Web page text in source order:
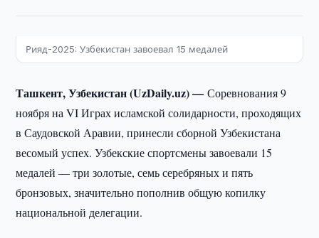
Рияд-2025: Узбекистан завоевал 15 медалей
Ташкент, Узбекистан (UzDaily.uz) —Соревнования 9
ноября на VI Играх исламской солидарности, проходящих
в Саудовской Аравии, принесли сборной Узбекистана
весомый успех. Узбекские спортсмены завоевали 15
медалей — три золотые, семь серебряных и пять
бронзовых, значительно пополнив общую копилку
национальной делегации.